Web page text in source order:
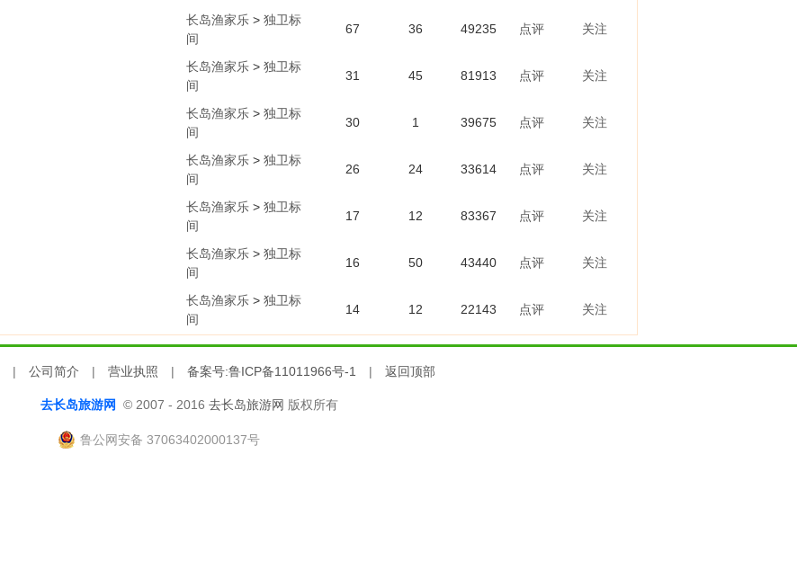
长岛渔家乐 > 独卫标
间
67 36 49235 点评 关注
长岛渔家乐 > 独卫标
间
31 45 81913 点评 关注
长岛渔家乐 > 独卫标
间
30 1 39675 点评 关注
长岛渔家乐 > 独卫标
间
26 24 33614 点评 关注
长岛渔家乐 > 独卫标
间
17 12 83367 点评 关注
长岛渔家乐 > 独卫标
间
16 50 43440 点评 关注
长岛渔家乐 > 独卫标
间
14 12 22143 点评 关注
| 公司简介 | 营业执照 | 备案号:鲁ICP备11011966号-1 | 返回顶部
去长岛旅游网 © 2007 - 2016 去长岛旅游网 版权所有
鲁公网安备 37063402000137号